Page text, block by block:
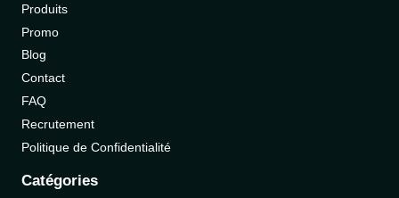
Produits
Promo
Blog
Contact
FAQ
Recrutement
Politique de Confidentialité
Catégories